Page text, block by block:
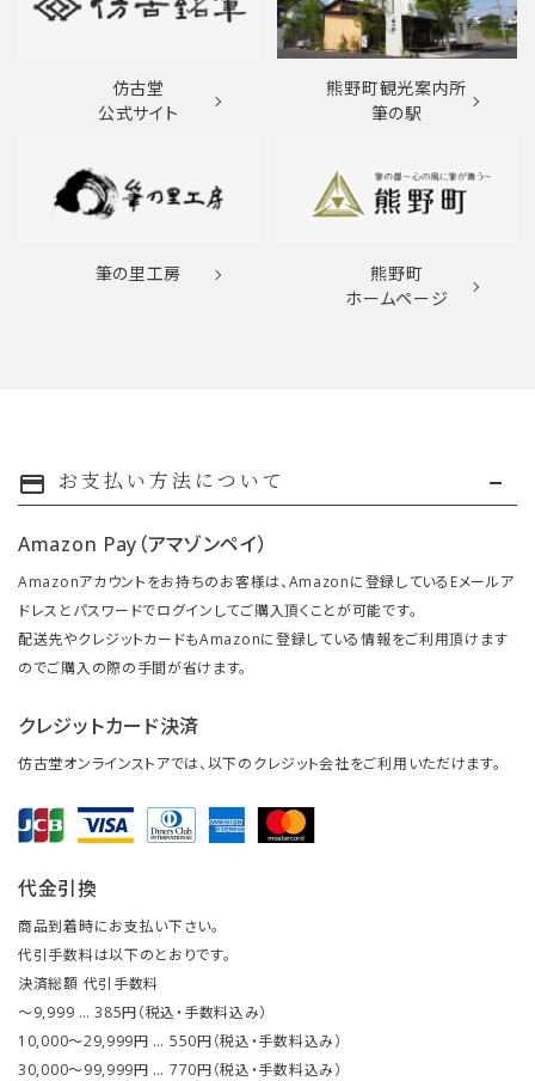
仿古堂
公式サイト
熊野町観光案内所
筆の駅
筆の里工房
熊野町
ホームページ
payment お支払い方法について
Amazon Pay（アマゾンペイ）
Amazonアカウントをお持ちのお客様は、Amazonに登録しているEメールア
ドレスとパスワードでログインしてご購入頂くことが可能です。
配送先やクレジットカードもAmazonに登録している情報をご利用頂けます
のでご購入の際の手間が省けます。
クレジットカード決済
仿古堂オンラインストアでは、以下のクレジット会社をご利用いただけます。
代金引換
商品到着時にお支払い下さい。
代引手数料は以下のとおりです。
決済総額 代引手数料
～9,999 … 385円（税込・手数料込み）
10,000～29,999円 … 550円（税込・手数料込み）
30,000～99,999円 … 770円（税込・手数料込み）